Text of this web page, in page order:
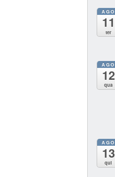
AGO
11
ter
AGO
12
qua
AGO
13
qui